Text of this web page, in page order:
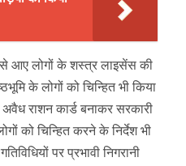
से आए लोगों के शस्त्र लाइसेंस की
के लोगों को चिन्हित भी किया
राशन कार्ड बनाकर सरकारी
को चिन्हित करने के निर्देश भी
पर प्रभावी निगरानी